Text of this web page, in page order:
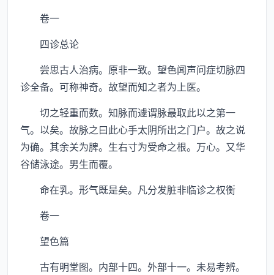
卷一
四诊总论
尝思古人治病。原非一致。望色闻声问症切脉四
诊全备。可称神奇。故望而知之者为上医。
切之轻重而数。知脉而遽谓脉最取此以之第一
气。以矣。故脉之曰此心手太阴所出之门户。故之说
为确。其余关为脾。生右寸为受命之根。万心。又华
谷储泳途。男生而覆。
命在乳。形气既是矣。凡分发脏非临诊之权衡
卷一
望色篇
古有明堂图。内部十四。外部十一。未易考辨。